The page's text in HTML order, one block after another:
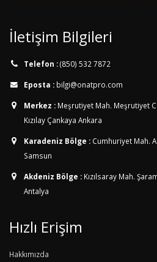
İletişim Bilgileri
Telefon :(850) 532 7872
Eposta : bilgi@onatpro.com
Merkez : Meşrutiyet Mah. Meşrutiyet
Kızılay Çankaya Ankara
Karadeniz Bölge : Cumhuriyet Mah.
Samsun
Akdeniz Bölge : Kızılsaray Mah.
Antalya
Hızlı Erişim
Hakkımızda